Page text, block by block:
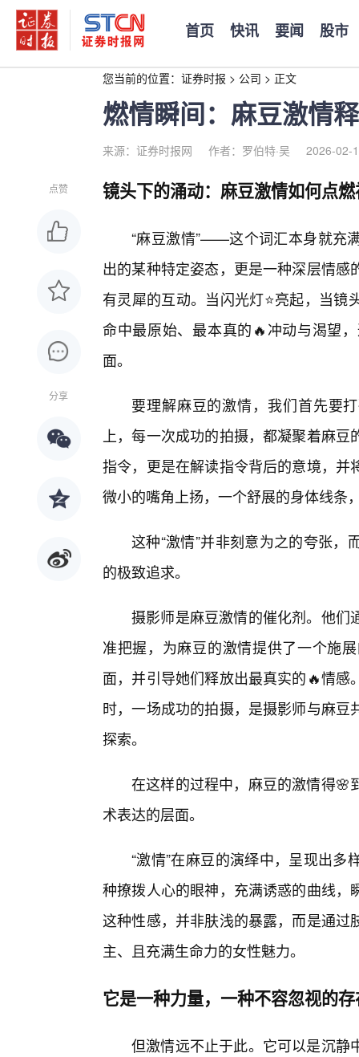
首页 快讯 要闻 股市
您当前的位置： 证券时报 > 公司 > 正文
燃情瞬间：麻豆激情
来源：证券时报网 作者：罗伯特·吴 2026-02-
点赞
分享
镜头下的涌动：麻豆激情如何点
“麻豆激情”——这个词汇本身就充
出的某种特定姿态，更是一种深层情
有灵犀的互动。当闪光灯⭐亮起，当
命中最原始、最本真的🔥冲动与渴望
面。
要理解麻豆的激情，我们首先要
上，每一次成功的拍摄，都凝聚着麻
指令，更是在解读指令背后的意境，
微小的嘴角上扬，一个舒展的身体线条
这种“激情”并非刻意为之的夸张
的极致追求。
摄影师是麻豆激情的催化剂。他们
准把握，为麻豆的激情提供了一个施
面，并引导她们释放出最真实的🔥情
时，一场成功的拍摄，是摄影师与麻
探索。
在这样的过程中，麻豆的激情得🌸
术表达的层面。
“激情”在麻豆的演绎中，呈现出
种撩拨人心的眼神，充满诱惑的曲线
这种性感，并非肤浅的暴露，而是通
主、且充满生命力的女性魅力。
它是一种力量，一种不容忽视的
但激情远不止于此。它可以是沉静